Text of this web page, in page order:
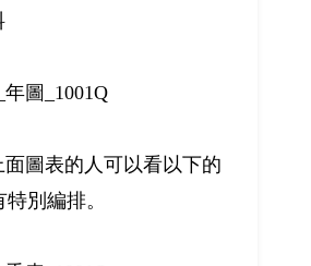
圖表的人可以看以下的
別編排。